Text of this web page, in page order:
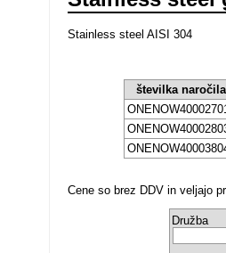
Stainless steel AISI 304
številka naročila
Cene so brez DDV in veljajo
Družba